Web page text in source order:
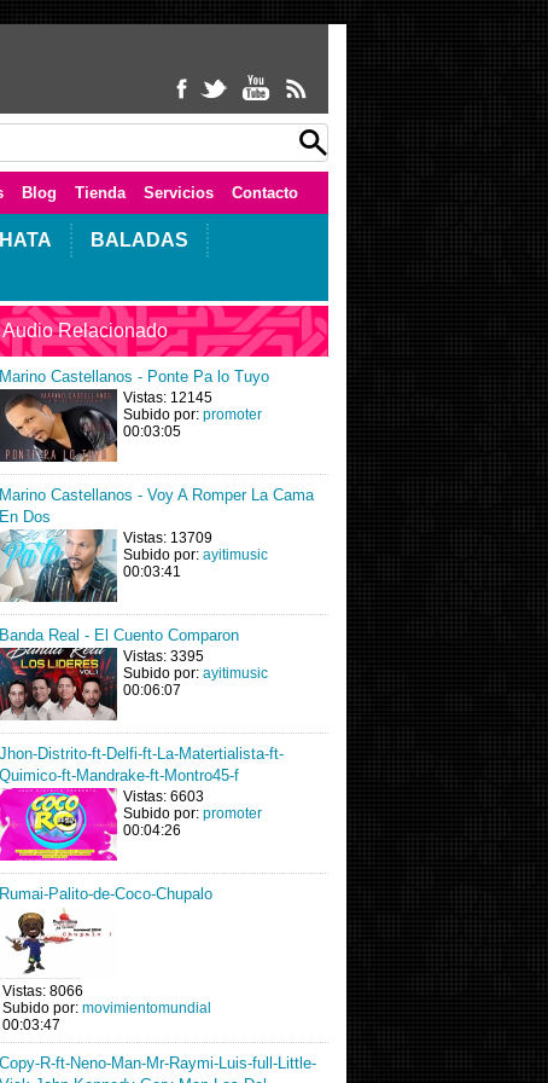
Blog Tienda Servicios Contacto
BALADAS
Audio Relacionado
Marino Castellanos - Ponte Pa lo Tuyo
Vistas: 12145
Subido por: promoter
00:03:05
Marino Castellanos - Voy A Romper La Cama
En Dos
Vistas: 13709
Subido por: ayitimusic
00:03:41
Banda Real - El Cuento Comparon
Vistas: 3395
Subido por: ayitimusic
00:06:07
Jhon-Distrito-ft-Delfi-ft-La-Matertialista-ft-
Quimico-ft-Mandrake-ft-Montro45-f
Vistas: 6603
Subido por: promoter
00:04:26
Rumai-Palito-de-Coco-Chupalo
Vistas: 8066
Subido por: movimientomundial
00:03:47
Copy-R-ft-Neno-Man-Mr-Raymi-Luis-full-Little-